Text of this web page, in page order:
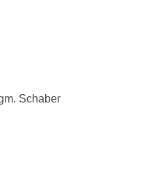
Schaber